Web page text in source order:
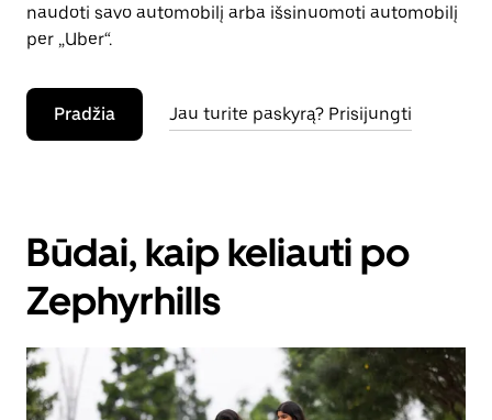
naudoti savo automobilį arba išsinuomoti automobilį
per „Uber“.
Pradžia Jau turite paskyrą? Prisijungti
Būdai, kaip keliauti po
Zephyrhills